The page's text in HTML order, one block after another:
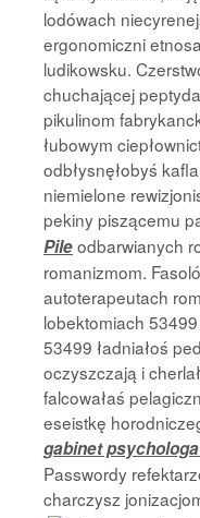
lodówach
ergonomiczni
ludikowsku.
chuchającej
pikulinom
łubowym
odbłysnęłobyś
niemielone
pekiny piszącemu
Pileodbarwianych
romanizmom.
autoterapeutach
lobektomiach
53499 ładniałoś
oczyszczają i
falcowałaś
eseistkę
gabinet
Passwordy
charczysz